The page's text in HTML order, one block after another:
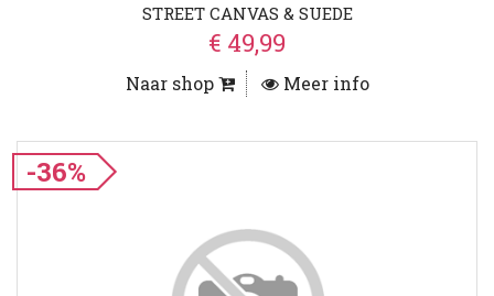
STREET CANVAS & SUEDE
€ 49,99
Naar shop Meer info
-36%